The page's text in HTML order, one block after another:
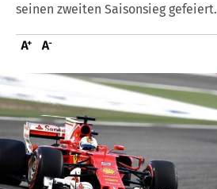
seinen zweiten Saisonsieg gefeiert.